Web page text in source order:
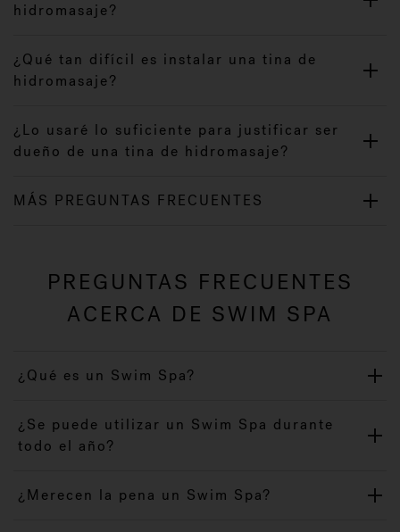
hidromasaje?
¿Qué tan difícil es instalar una tina de
hidromasaje?
¿Lo usaré lo suficiente para justificar ser
dueño de una tina de hidromasaje?
MÁS PREGUNTAS FRECUENTES
PREGUNTAS FRECUENTES
ACERCA DE SWIM SPA
¿Qué es un Swim Spa?
¿Se puede utilizar un Swim Spa durante
todo el año?
¿Merecen la pena un Swim Spa?